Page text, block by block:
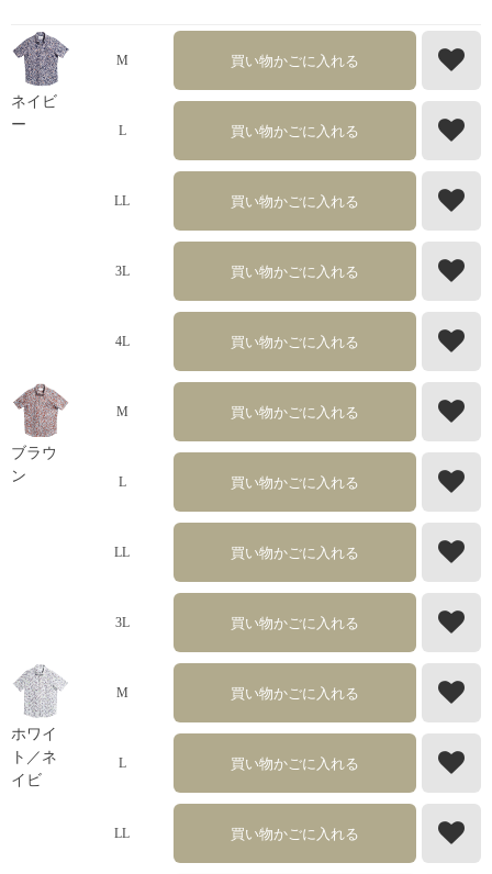
ネイビ
ー
M 買い物かごに入れる
L 買い物かごに入れる
LL 買い物かごに入れる
3L 買い物かごに入れる
4L 買い物かごに入れる
ブラウ
ン
M 買い物かごに入れる
L 買い物かごに入れる
LL 買い物かごに入れる
3L 買い物かごに入れる
ホワイ
ト／ネ
イビ
M 買い物かごに入れる
L 買い物かごに入れる
LL 買い物かごに入れる